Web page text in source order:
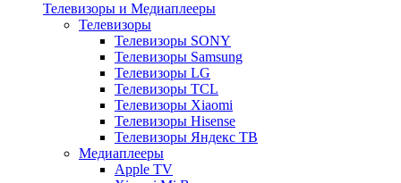
Телевизоры и Медиаплееры
Телевизоры
Телевизоры SONY
Телевизоры Samsung
Телевизоры LG
Телевизоры TCL
Телевизоры Xiaomi
Телевизоры Hisense
Телевизоры Яндекс ТВ
Медиаплееры
Apple TV